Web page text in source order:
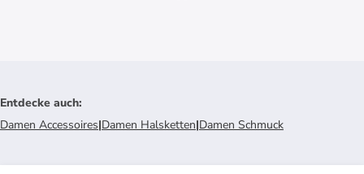
Entdecke auch:
Damen Accessoires|Damen Halsketten|Damen Schmuck